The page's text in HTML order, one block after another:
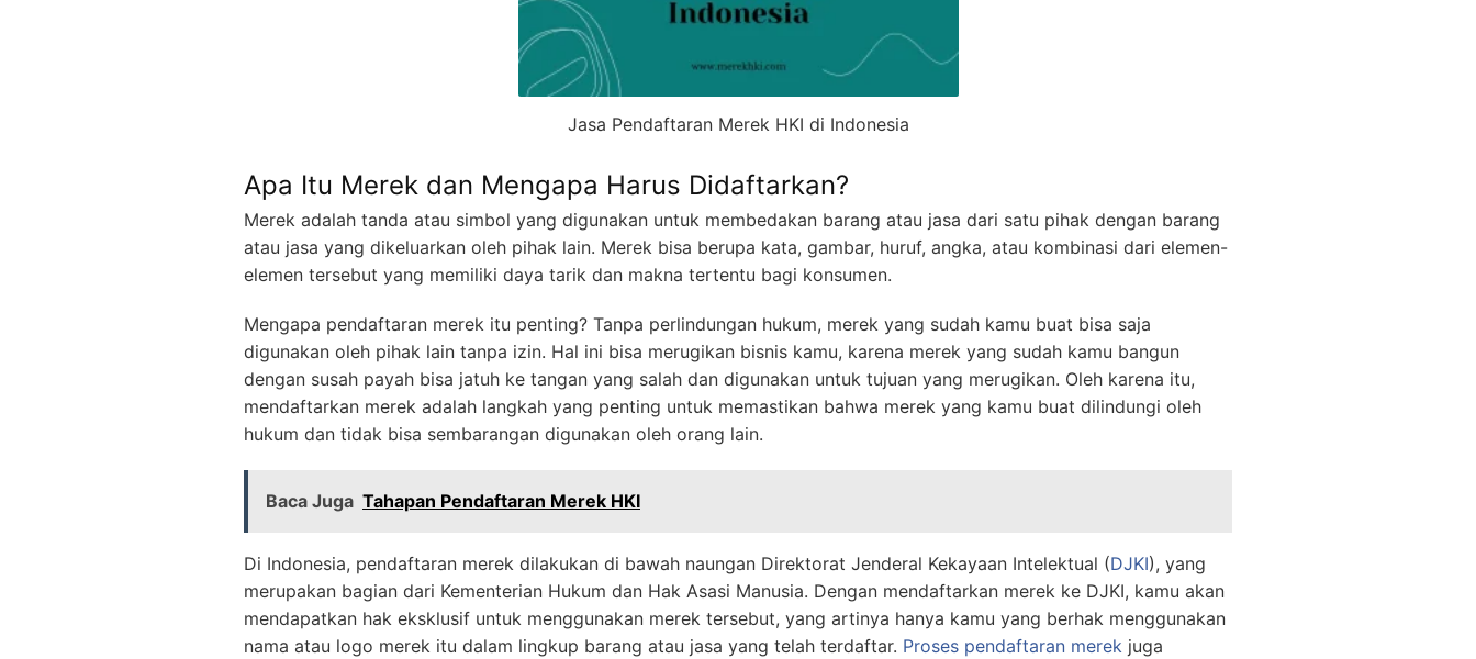
Jasa Pendaftaran Merek HKI di Indonesia
Apa Itu Merek dan Mengapa Harus Didaftarkan?
Merek adalah tanda atau simbol yang digunakan untuk membedakan barang atau jasa dari satu pihak dengan barang
atau jasa yang dikeluarkan oleh pihak lain. Merek bisa berupa kata, gambar, huruf, angka, atau kombinasi dari elemen-
elemen tersebut yang memiliki daya tarik dan makna tertentu bagi konsumen.
Mengapa pendaftaran merek itu penting? Tanpa perlindungan hukum, merek yang sudah kamu buat bisa saja
digunakan oleh pihak lain tanpa izin. Hal ini bisa merugikan bisnis kamu, karena merek yang sudah kamu bangun
dengan susah payah bisa jatuh ke tangan yang salah dan digunakan untuk tujuan yang merugikan. Oleh karena itu,
mendaftarkan merek adalah langkah yang penting untuk memastikan bahwa merek yang kamu buat dilindungi oleh
hukum dan tidak bisa sembarangan digunakan oleh orang lain.
Baca Juga Tahapan Pendaftaran Merek HKI
Di Indonesia, pendaftaran merek dilakukan di bawah naungan Direktorat Jenderal Kekayaan Intelektual (DJKI), yang
merupakan bagian dari Kementerian Hukum dan Hak Asasi Manusia. Dengan mendaftarkan merek ke DJKI, kamu akan
mendapatkan hak eksklusif untuk menggunakan merek tersebut, yang artinya hanya kamu yang berhak menggunakan
nama atau logo merek itu dalam lingkup barang atau jasa yang telah terdaftar. Proses pendaftaran merek juga